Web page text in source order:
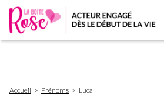
d'Ariane
Accueil Prénoms Luca